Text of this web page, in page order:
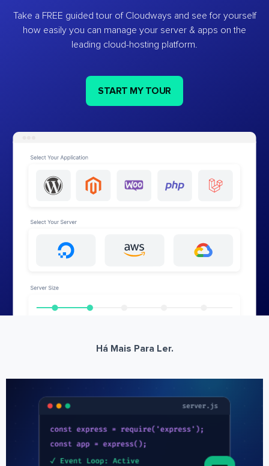
Take a FREE guided tour of Cloudways and see for yourself
how easily you can manage your server & apps on the
leading cloud-hosting platform.
START MY TOUR
Há Mais Para Ler.